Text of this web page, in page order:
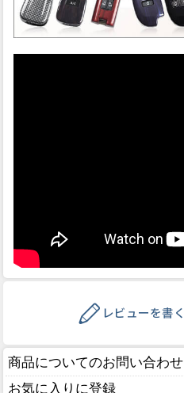
商品についてのお問い合わせ
お気に入りに登録